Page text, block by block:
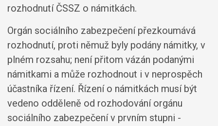
rozhodnutí ČSSZ o námitkách.
Orgán sociálního zabezpečení přezkoumává
rozhodnutí, proti němuž byly podány námitky, v
plném rozsahu; není přitom vázán podanými
námitkami a může rozhodnout i v neprospěch
účastníka řízení. Řízení o námitkách musí být
vedeno odděleně od rozhodování orgánu
sociálního zabezpečení v prvním stupni -